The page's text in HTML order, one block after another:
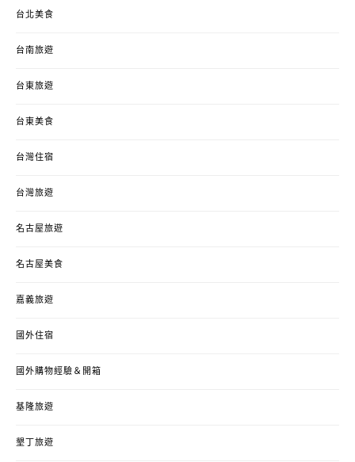
台北美食
台南旅遊
台東旅遊
台東美食
台灣住宿
台灣旅遊
名古屋旅遊
名古屋美食
嘉義旅遊
國外住宿
國外購物經驗＆開箱
基隆旅遊
墾丁旅遊